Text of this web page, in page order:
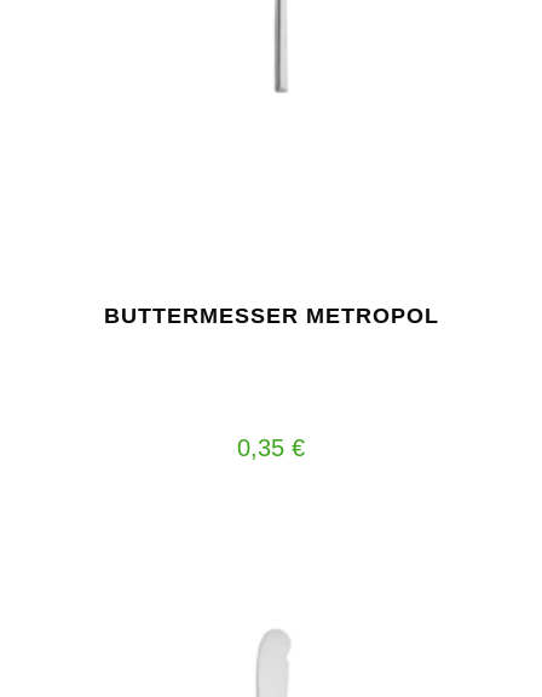
BUTTERMESSER METROPOL
0,35 €